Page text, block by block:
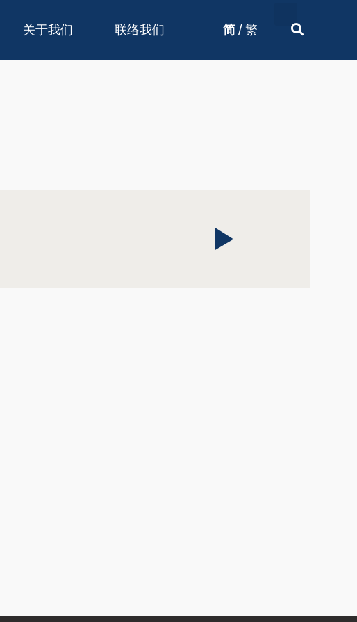
关于我们 联络我们 简 / 繁